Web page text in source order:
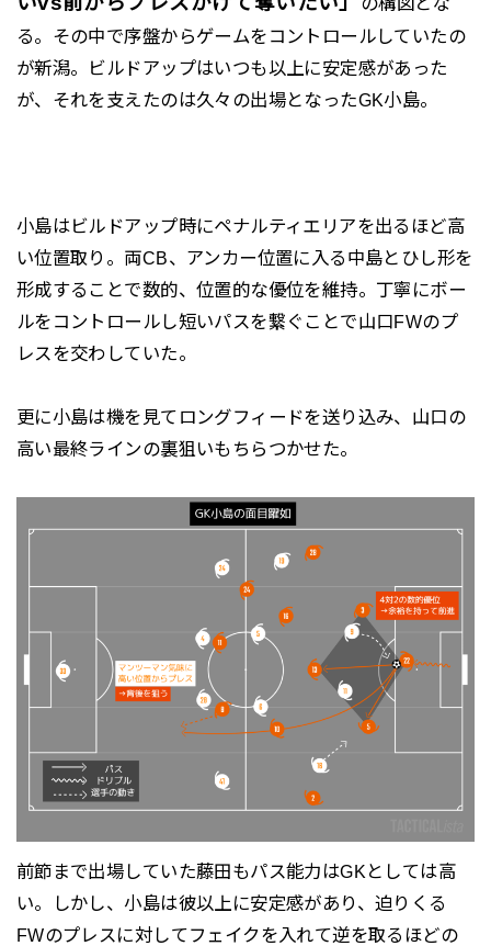
る。その中で序盤からゲームをコントロールしていたの
が新潟。ビルドアップはいつも以上に安定感があった
が、それを支えたのは久々の出場となったGK小島。
小島はビルドアップ時にペナルティエリアを出るほど高
い位置取り。両CB、アンカー位置に入る中島とひし形を
形成することで数的、位置的な優位を維持。丁寧にボー
ルをコントロールし短いパスを繋ぐことで山口FWのプ
レスを交わしていた。
更に小島は機を見てロングフィードを送り込み、山口の
高い最終ラインの裏狙いもちらつかせた。
前節まで出場していた藤田もパス能力はGKとしては高
い。しかし、小島は彼以上に安定感があり、迫りくる
FWのプレスに対してフェイクを入れて逆を取るほどの